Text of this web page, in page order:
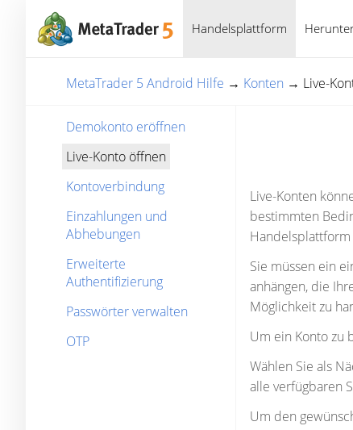
Handelsplattform
MetaTrader 5 Android Hilfe → Konten → Live-
Demokonto eröffnen
Live-Konto öffnen
Kontoverbindung
Einzahlungen und
Abhebungen
Erweiterte
Authentifizierung
Passwörter verwalten
OTP
Live-Konten
bestimmten
Sie müssen ein
anhängen, die
Möglichkeit zu
Um ein Konto zu
Wählen Sie als
alle verfügbaren
Um den